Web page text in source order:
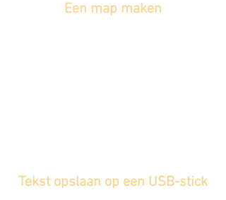
Een map maken
Tekst opslaan op een USB-stick